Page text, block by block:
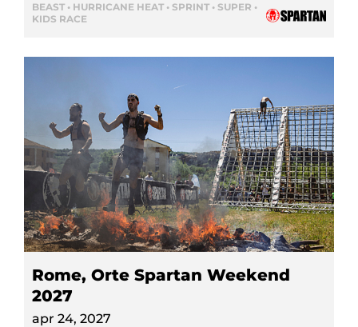
BEAST • HURRICANE HEAT • SPRINT • SUPER •
KIDS RACE
Rome, Orte Spartan Weekend
2027
apr 24, 2027